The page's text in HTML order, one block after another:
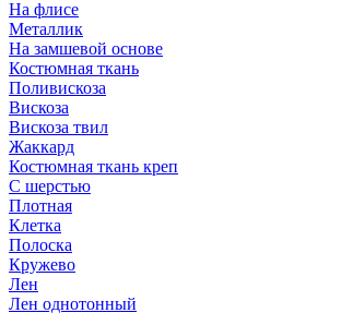
На флисе
Металлик
На замшевой основе
Костюмная ткань
Поливискоза
Вискоза
Вискоза твил
Жаккард
Костюмная ткань креп
С шерстью
Плотная
Клетка
Полоска
Кружево
Лен
Лен однотонный